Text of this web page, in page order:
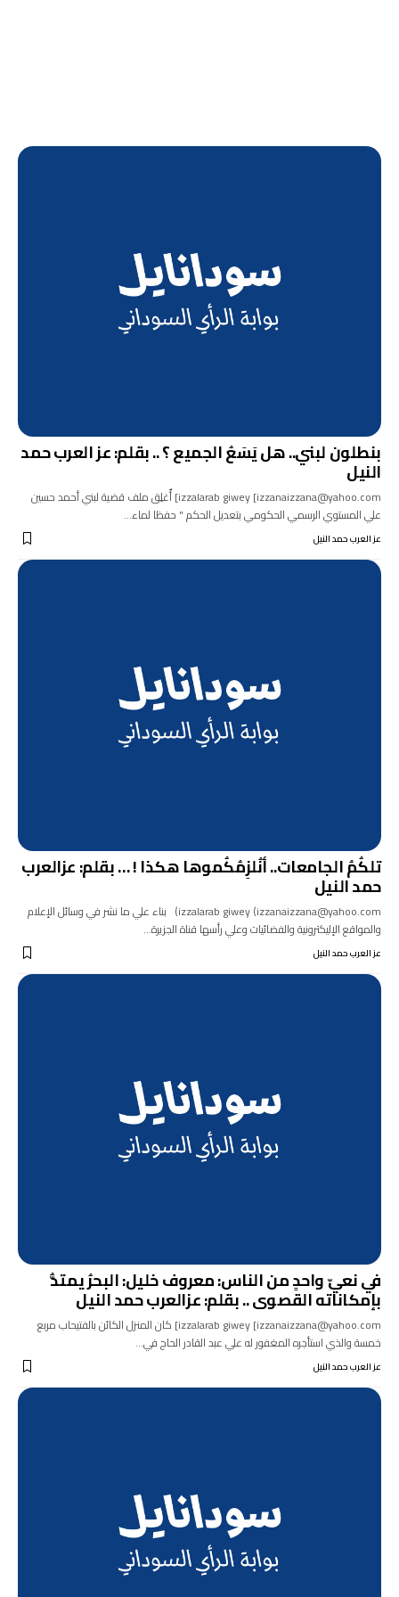
بنطلون لبني.. هل يَسَعُ الجميع ؟ .. بقلم: عز العرب حمد
النيل
izzalarab giwey [izzanaizzana@yahoo.com] أٌغلِق ملف قضية لبني أحمد حسين
علي المستوي الرسمي الحكومي بتعديل الحكم " حفظا لماء…
عز العرب حمد النيل
تلكُمُ الجامعات.. أنُلزِمُكُموها هكذا ! … بقلم: عزالعرب
حمد النيل
izzalarab giwey (izzanaizzana@yahoo.com) بناء علي ما نشر في وسائل الإعلام
والمواقع الإليكترونية والفضائيات وعلي رأسها قناة الجزيرة…
عز العرب حمد النيل
في نعيّ واحدٍ من الناس: معروف خليل: البحرُ يمتدُّ
بإمكاناته القصوى .. بقلم: عزالعرب حمد النيل
izzalarab giwey [izzanaizzana@yahoo.com] كان المنزل الكائن بالفتيحاب مربع
خمسة والذي استأجره المغفور له علي عبد القادر الحاج في…
عز العرب حمد النيل